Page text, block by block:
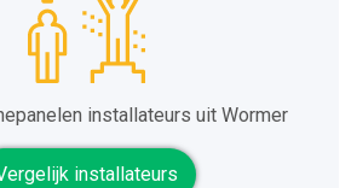
installateurs uit Wormer
installateurs